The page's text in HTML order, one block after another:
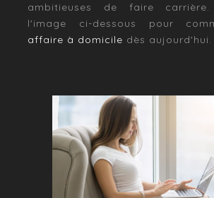
ambitieuses de faire
l'image ci-dessous pour
affaire à domicile dès aujourd'hui.